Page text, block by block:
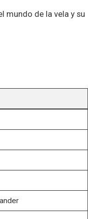
mundo de la vela y su